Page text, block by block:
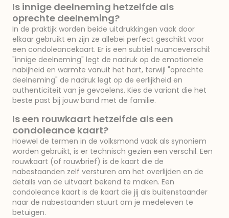
Is innige deelneming hetzelfde als
oprechte deelneming?
In de praktijk worden beide uitdrukkingen vaak door
elkaar gebruikt en zijn ze allebei perfect geschikt voor
een condoleancekaart. Er is een subtiel nuanceverschil:
"innige deelneming" legt de nadruk op de emotionele
nabijheid en warmte vanuit het hart, terwijl "oprechte
deelneming" de nadruk legt op de eerlijkheid en
authenticiteit van je gevoelens. Kies de variant die het
beste past bij jouw band met de familie.
Is een rouwkaart hetzelfde als een
condoleance kaart?
Hoewel de termen in de volksmond vaak als synoniem
worden gebruikt, is er technisch gezien een verschil. Een
rouwkaart (of rouwbrief) is de kaart die de
nabestaanden zelf versturen om het overlijden en de
details van de uitvaart bekend te maken. Een
condoleance kaart is de kaart die jij als buitenstaander
naar de nabestaanden stuurt om je medeleven te
betuigen.